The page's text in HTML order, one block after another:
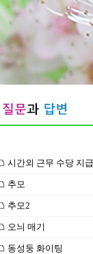
시간외 근무 수당 지
추모
추모2
오늬 매기
동성둥 화이팅